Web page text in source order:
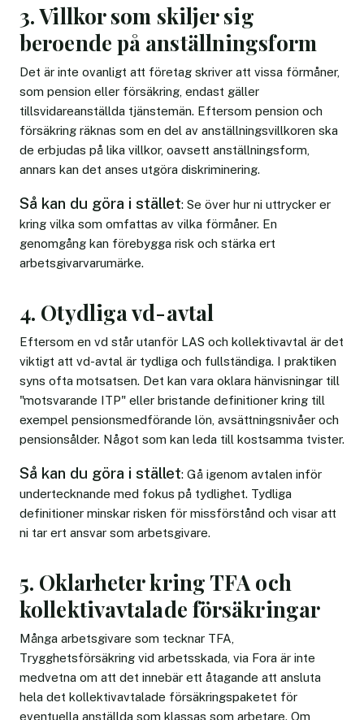
3. Villkor som skiljer sig
beroende på anställningsform
Det är inte ovanligt att företag skriver att vissa förmåner,
som pension eller försäkring, endast gäller
tillsvidareanställda tjänstemän. Eftersom pension och
försäkring räknas som en del av anställningsvillkoren ska
de erbjudas på lika villkor, oavsett anställningsform,
annars kan det anses utgöra diskriminering.
Så kan du göra i stället: Se över hur ni uttrycker er
kring vilka som omfattas av vilka förmåner. En
genomgång kan förebygga risk och stärka ert
arbetsgivarvarumärke.
4. Otydliga vd-avtal
Eftersom en vd står utanför LAS och kollektivavtal är det
viktigt att vd-avtal är tydliga och fullständiga. I praktiken
syns ofta motsatsen. Det kan vara oklara hänvisningar till
"motsvarande ITP" eller bristande definitioner kring till
exempel pensionsmedförande lön, avsättningsnivåer och
pensionsålder. Något som kan leda till kostsamma tvister.
Så kan du göra i stället: Gå igenom avtalen inför
undertecknande med fokus på tydlighet. Tydliga
definitioner minskar risken för missförstånd och visar att
ni tar ert ansvar som arbetsgivare.
5. Oklarheter kring TFA och
kollektivavtalade försäkringar
Många arbetsgivare som tecknar TFA,
Trygghetsförsäkring vid arbetsskada, via Fora är inte
medvetna om att det innebär ett åtagande att ansluta
hela det kollektivavtalade försäkringspaketet för
eventuella anställda som klassas som arbetare. Om